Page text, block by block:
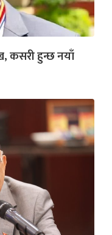
कसरी हुन्छ नयाँ